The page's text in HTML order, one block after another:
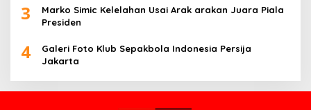
3
Marko Simic Kelelahan Usai Arak arakan Juara Piala
Presiden
4
Galeri Foto Klub Sepakbola Indonesia Persija
Jakarta